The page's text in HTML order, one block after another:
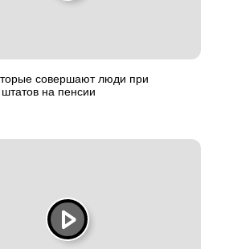
совершают люди при
на пенсии